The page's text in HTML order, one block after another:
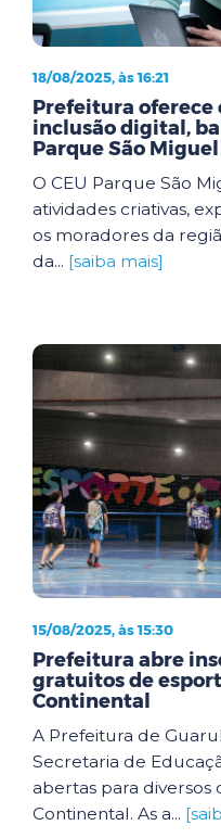
18/08/2025, às 16:21
Prefeitura oferece
inclusão digital,
Parque São Miguel
O CEU Parque São
atividades criativas,
os moradores da
da... [saiba mais]
15/08/2025, às 15:30
Prefeitura abre
gratuitos de
Continental
A Prefeitura de
Secretaria de
abertas para diversos
Continental. As a...